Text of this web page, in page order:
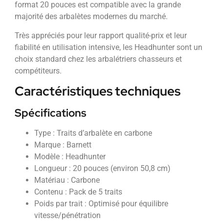
format 20 pouces est compatible avec la grande
majorité des arbalètes modernes du marché.
Très appréciés pour leur rapport qualité-prix et leur
fiabilité en utilisation intensive, les Headhunter sont un
choix standard chez les arbalétriers chasseurs et
compétiteurs.
Caractéristiques techniques
Spécifications
Type : Traits d’arbalète en carbone
Marque : Barnett
Modèle : Headhunter
Longueur : 20 pouces (environ 50,8 cm)
Matériau : Carbone
Contenu : Pack de 5 traits
Poids par trait : Optimisé pour équilibre
vitesse/pénétration